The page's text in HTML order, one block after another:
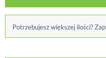
Potrzebujesz większej ilości?